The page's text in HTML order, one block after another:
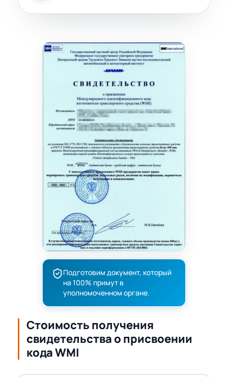
Подготовим документ, который
на 100% примут в
уполномоченном органе.
Стоимость получения
свидетельства о присвоении
кода WMI